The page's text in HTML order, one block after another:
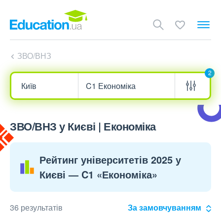
ЗВО/ВНЗ
2
ЗВО/ВНЗ у Києві | Економіка
Рейтинг університетів 2025 у
Києві — C1 «Економіка»
36 результатів За замовчуванням